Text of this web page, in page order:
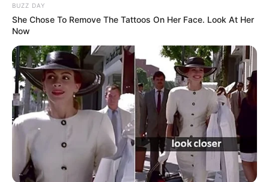
BUZZ DAY
She Chose To Remove The Tattoos On Her Face. Look At Her
Now